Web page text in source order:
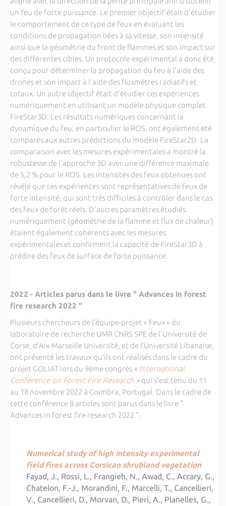
un feu de forte puissance. Le premier objectif était d'étudier
le comportement de ce type de feux en évaluant les
conditions de propagation liées à sa vitesse, son intensité
ainsi que la géométrie du front de flammes et son impact sur
des différentes cibles. Un protocole expérimental a donc été
conçu pour déterminer la propagation du feu à l'aide des
drones et son impact à l'aide des fluxmètres radiatifs et
totaux. Un autre objectif était d'étudier ces expériences
numériquement en utilisant un modèle physique complet
FireStar3D. Les résultats numériques concernant la
dynamique du feu, en particulier le ROS, ont également été
comparés aux autres prédictions du modèle FireStar2D. La
comparaison avec les mesures expérimentales a montré la
robustesse de l'approche 3D avec une différence maximale
de 5,2 % pour le ROS. Les intensités des feux obtenues ont
révélé que ces expériences sont représentatives de feux de
forte intensité, qui sont très difficiles à contrôler dans le cas
des feux de forêt réels. D'autres paramètres étudiés
numériquement (géométrie de la flamme et flux de chaleur)
étaient également cohérents avec les mesures
expérimentales et confirment la capacité de FireStar3D à
prédire des feux de surface de forte puissance.
2022 - Articles parus dans le livre " Advances in forest
fire research 2022 "
Plusieurs chercheurs de l’équipe-projet « Feux » du
laboratoire de recherche UMR CNRS SPE de l'Université de
Corse, d'Aix-Marseille Université, et de l’Université Libanaise,
ont présenté les travaux qu’ils ont réalisés dans le cadre du
projet GOLIAT lors du 9ème congrès « International
Conference on Forest Fire Research »qui s'est tenu du 11
au 18 novembre 2022 à Coimbra, Portugal. Dans le cadre de
cette conférence 8 articles sont parus dans le livre "
Advances in forest fire research 2022 ".
Numerical study of high intensity experimental
field fires across Corsican shrubland vegetation
Fayad, J., Rossi, L., Frangieh, N., Awad, C., Accary, G.,
Chatelon, F.-J., Morandini, F., Marcelli, T., Cancellieri,
V., Cancellieri, D., Morvan, D., Pieri, A., Planelles, G.,